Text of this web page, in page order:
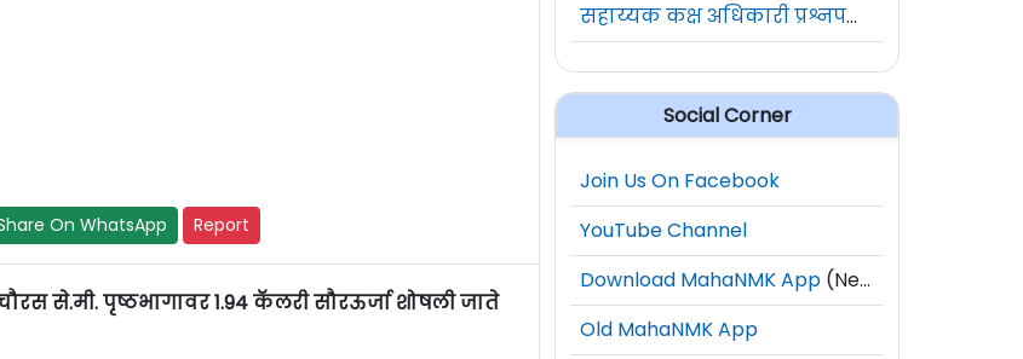
On WhatsApp Report
से.मी. पृष्ठभागावर 1.94 कॅलरी सौरऊर्जा शोषली जाते
सहाय्यक कक्ष अधिकारी प्रश्नपत्रिका संच
Social Corner
Join Us On Facebook
YouTube Channel
Download MahaNMK App (New)
Old MahaNMK App